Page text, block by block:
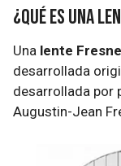
¿Qué es una
Una lente
desarrollada
desarrollada por
Augustin-Jean